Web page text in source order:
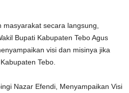
secara langsung,
Bupati Kabupaten Tebo Agus
visi dan misinya jika
Tebo.
Nazar Efendi, Menyampaikan Visi